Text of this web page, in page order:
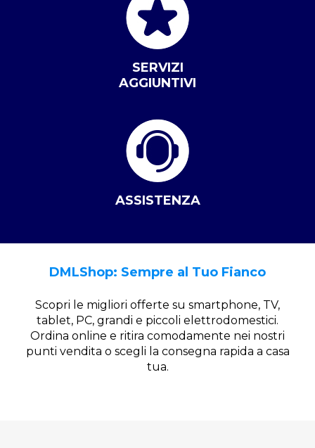
SERVIZI
AGGIUNTIVI
ASSISTENZA
DMLShop: Sempre al Tuo Fianco
Scopri le migliori offerte su smartphone, TV,
tablet, PC, grandi e piccoli elettrodomestici.
Ordina online e ritira comodamente nei nostri
punti vendita o scegli la consegna rapida a casa
tua.